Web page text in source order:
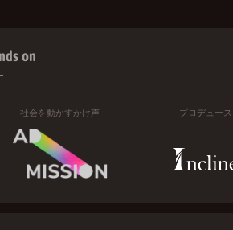
on
社会を動かすかけ声 プロデュース